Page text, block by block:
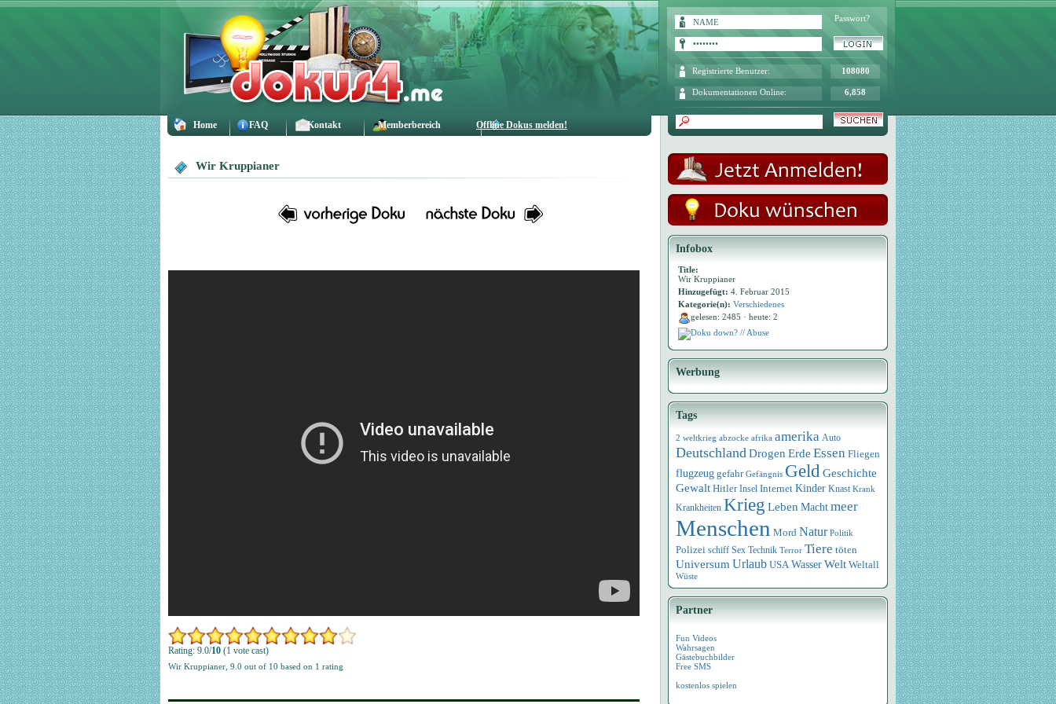
Home FAQ Kontakt Memberbereich Offline Dokus melden!
Passwort?
Registrierte Benutzer: 108080
Dokumentationen Online: 6,858
Wir Kruppianer
Rating: 9.0/10 (1 vote cast)
Wir Kruppianer 9.0 out of 10 based on 1 rating
Infobox
Title:
Wir Kruppianer
Hinzugefügt: 4. Februar 2015
Kategorie(n): Verschiedenes
gelesen: 2485 · heute: 2
Doku down? // Abuse
Werbung
Tags
2 weltkrieg abzocke afrika amerika Auto
DeutschlandDrogen Erde Essen Fliegen
flugzeug gefahr Gefängnis GeldGeschichte
Gewalt Hitler Insel Internet Kinder Knast Krank
Krankheiten Krieg Leben Macht meer
Menschen Mord Natur Politik
Polizei schiff Sex Technik Terror Tiere töten
Universum Urlaub USA WasserWelt Weltall
Wüste
Partner
Fun Videos
Wahrsagen
Gästebuchbilder
Free SMS
kostenlos spielen